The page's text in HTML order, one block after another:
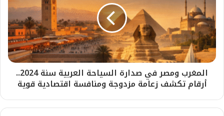
المغرب ومصر في صدارة السياحة العربية سنة 2024..
أرقام تكشف زعامة مزدوجة ومنافسة اقتصادية قوية